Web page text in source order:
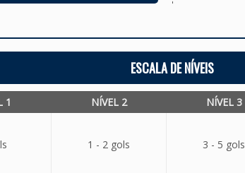
ESCALA DE NÍVEIS
1 NÍVEL 2 NÍVEL 3
1 - 2 gols 3 - 5 gols